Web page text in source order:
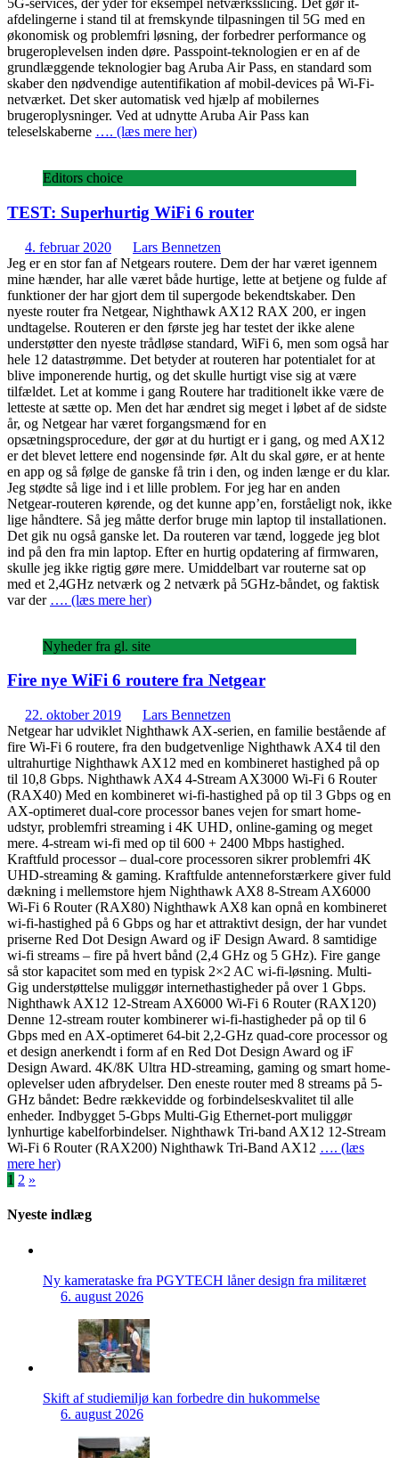
5G-services, der yder for eksempel netværksslicing. Det gør it-
afdelingerne i stand til at fremskynde tilpasningen til 5G med en
økonomisk og problemfri løsning, der forbedrer performance og
brugeroplevelsen inden døre. Passpoint-teknologien er en af de
grundlæggende teknologier bag Aruba Air Pass, en standard som
skaber den nødvendige autentifikation af mobil-devices på Wi-Fi-
netværket. Det sker automatisk ved hjælp af mobilernes
brugeroplysninger. Ved at udnytte Aruba Air Pass kan
teleselskaberne …. (læs mere her)
Editors choice
TEST: Superhurtig WiFi 6 router
4. februar 2020
Lars Bennetzen
Jeg er en stor fan af Netgears routere. Dem der har været igennem
mine hænder, har alle været både hurtige, lette at betjene og fulde af
funktioner der har gjort dem til supergode bekendtskaber. Den
nyeste router fra Netgear, Nighthawk AX12 RAX 200, er ingen
undtagelse. Routeren er den første jeg har testet der ikke alene
understøtter den nyeste trådløse standard, WiFi 6, men som også har
hele 12 datastrømme. Det betyder at routeren har potentialet for at
blive imponerende hurtig, og det skulle hurtigt vise sig at være
tilfældet. Let at komme i gang Routere har traditionelt ikke være de
letteste at sætte op. Men det har ændret sig meget i løbet af de sidste
år, og Netgear har været forgangsmænd for en
opsætningsprocedure, der gør at du hurtigt er i gang, og med AX12
er det blevet lettere end nogensinde før. Alt du skal gøre, er at hente
en app og så følge de ganske få trin i den, og inden længe er du klar.
Jeg stødte så lige ind i et lille problem. For jeg har en anden
Netgear-routeren kørende, og det kunne app’en, forståeligt nok, ikke
lige håndtere. Så jeg måtte derfor bruge min laptop til installationen.
Det gik nu også ganske let. Da routeren var tænd, loggede jeg blot
ind på den fra min laptop. Efter en hurtig opdatering af firmwaren,
skulle jeg ikke rigtig gøre mere. Umiddelbart var routerne sat op
med et 2,4GHz netværk og 2 netværk på 5GHz-båndet, og faktisk
var der …. (læs mere her)
Nyheder fra gl. site
Fire nye WiFi 6 routere fra Netgear
22. oktober 2019
Lars Bennetzen
Netgear har udviklet Nighthawk AX-serien, en familie bestående af
fire Wi-Fi 6 routere, fra den budgetvenlige Nighthawk AX4 til den
ultrahurtige Nighthawk AX12 med en kombineret hastighed på op
til 10,8 Gbps. Nighthawk AX4 4-Stream AX3000 Wi-Fi 6 Router
(RAX40) Med en kombineret wi-fi-hastighed på op til 3 Gbps og en
AX-optimeret dual-core processor banes vejen for smart home-
udstyr, problemfri streaming i 4K UHD, online-gaming og meget
mere. 4-stream wi-fi med op til 600 + 2400 Mbps hastighed.
Kraftfuld processor – dual-core processoren sikrer problemfri 4K
UHD-streaming & gaming. Kraftfulde antenneforstærkere giver fuld
dækning i mellemstore hjem Nighthawk AX8 8-Stream AX6000
Wi-Fi 6 Router (RAX80) Nighthawk AX8 kan opnå en kombineret
wi-fi-hastighed på 6 Gbps og har et attraktivt design, der har vundet
priserne Red Dot Design Award og iF Design Award. 8 samtidige
wi-fi streams – fire på hvert bånd (2,4 GHz og 5 GHz). Fire gange
så stor kapacitet som med en typisk 2×2 AC wi-fi-løsning. Multi-
Gig understøttelse muliggør internethastigheder på over 1 Gbps.
Nighthawk AX12 12-Stream AX6000 Wi-Fi 6 Router (RAX120)
Denne 12-stream router kombinerer wi-fi-hastigheder på op til 6
Gbps med en AX-optimeret 64-bit 2,2-GHz quad-core processor og
et design anerkendt i form af en Red Dot Design Award og iF
Design Award. 4K/8K Ultra HD-streaming, gaming og smart home-
oplevelser uden afbrydelser. Den eneste router med 8 streams på 5-
GHz båndet: Bedre rækkevidde og forbindelseskvalitet til alle
enheder. Indbygget 5-Gbps Multi-Gig Ethernet-port muliggør
lynhurtige kabelforbindelser. Nighthawk Tri-band AX12 12-Stream
Wi-Fi 6 Router (RAX200) Nighthawk Tri-Band AX12 …. (læs
mere her)
Indlægsinddeling
1 2 »
Nyeste indlæg
Ny kamerataske fra PGYTECH låner design fra militæret
6. august 2026
Skift af studiemiljø kan forbedre din hukommelse
6. august 2026